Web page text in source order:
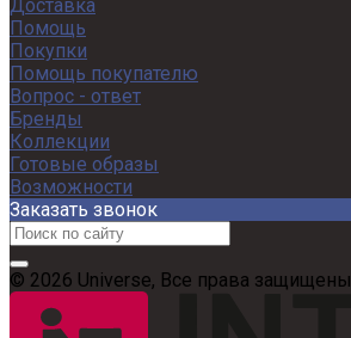
Доставка
Помощь
Покупки
Помощь покупателю
Вопрос - ответ
Бренды
Коллекции
Готовые образы
Возможности
Заказать звонок
© 2026 Universe, Все права защищены